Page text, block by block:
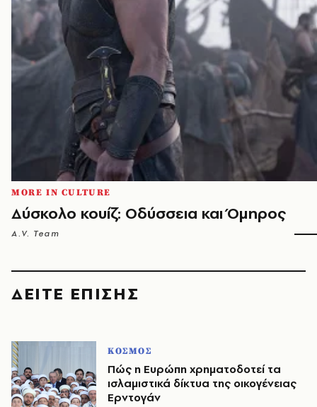
MORE IN CULTURE
Δύσκολο κουίζ: Οδύσσεια και Όμηρος
A.V. Team
ΔΕΙΤΕ ΕΠΙΣΗΣ
ΚΟΣΜΟΣ
Πώς η Ευρώπη χρηματοδοτεί τα
ισλαμιστικά δίκτυα της οικογένειας
Ερντογάν